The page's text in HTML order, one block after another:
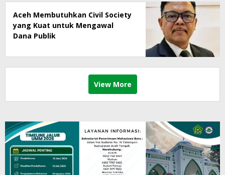
Aceh Membutuhkan Civil Society
yang Kuat untuk Mengawal
Dana Publik
View More